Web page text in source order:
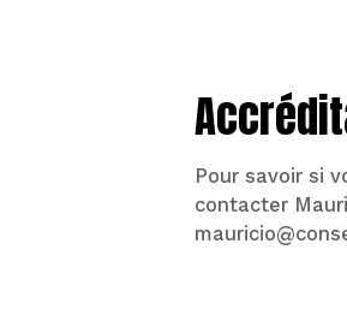
Pour savoir si
contacter